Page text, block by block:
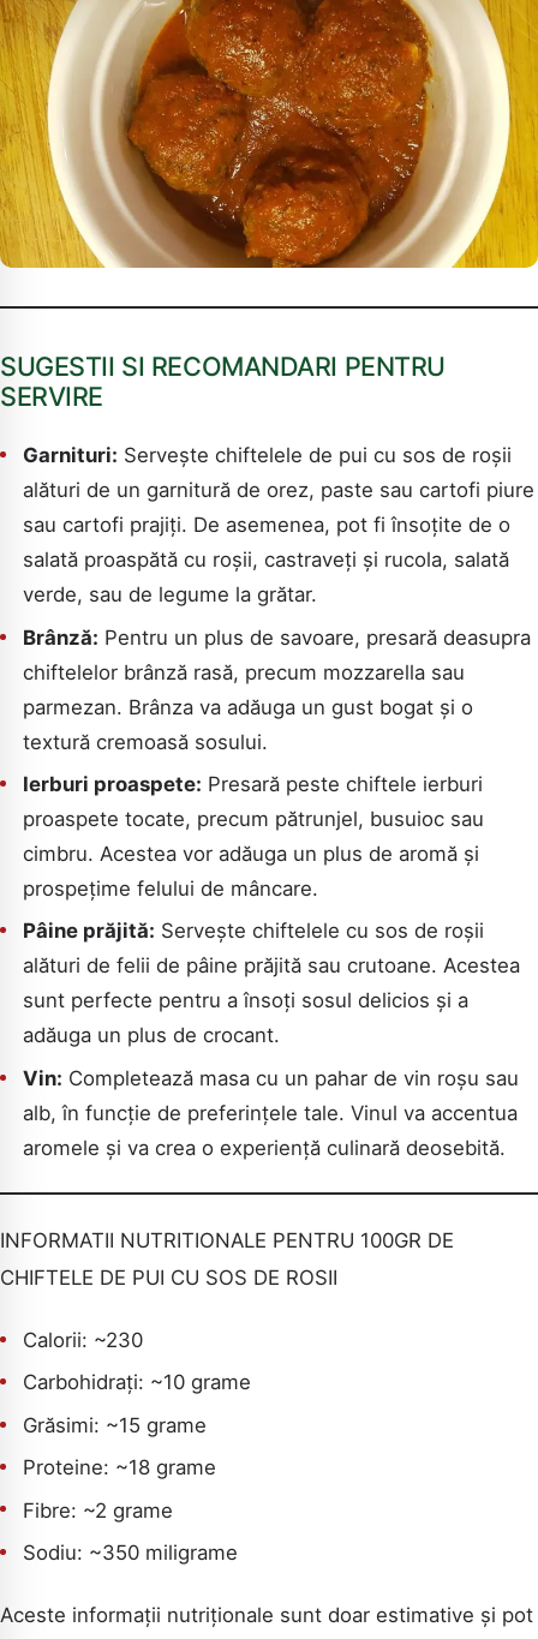
SUGESTII SI RECOMANDARI PENTRU
SERVIRE
Garnituri: Servește chiftelele de pui cu sos de roșii
alături de un garnitură de orez, paste sau cartofi piure
sau cartofi prajiți. De asemenea, pot fi însoțite de o
salată proaspătă cu roșii, castraveți și rucola, salată
verde, sau de legume la grătar.
Brânză: Pentru un plus de savoare, presară deasupra
chiftelelor brânză rasă, precum mozzarella sau
parmezan. Brânza va adăuga un gust bogat și o
textură cremoasă sosului.
Ierburi proaspete: Presară peste chiftele ierburi
proaspete tocate, precum pătrunjel, busuioc sau
cimbru. Acestea vor adăuga un plus de aromă și
prospețime felului de mâncare.
Pâine prăjită: Servește chiftelele cu sos de roșii
alături de felii de pâine prăjită sau crutoane. Acestea
sunt perfecte pentru a însoți sosul delicios și a
adăuga un plus de crocant.
Vin: Completează masa cu un pahar de vin roșu sau
alb, în funcție de preferințele tale. Vinul va accentua
aromele și va crea o experiență culinară deosebită.
INFORMATII NUTRITIONALE PENTRU 100GR DE
CHIFTELE DE PUI CU SOS DE ROSII
Calorii: ~230
Carbohidrați: ~10 grame
Grăsimi: ~15 grame
Proteine: ~18 grame
Fibre: ~2 grame
Sodiu: ~350 miligrame
Aceste informații nutriționale sunt doar estimative și pot